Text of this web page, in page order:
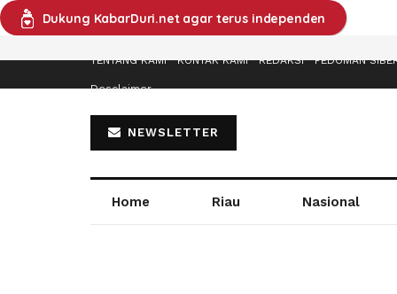
Dukung KabarDuri.net agar terus independen
TENTANG KAMI KONTAK KAMI REDAKSI PEDOMAN
Desclaimer
NEWSLETTER
Home Riau Nasional